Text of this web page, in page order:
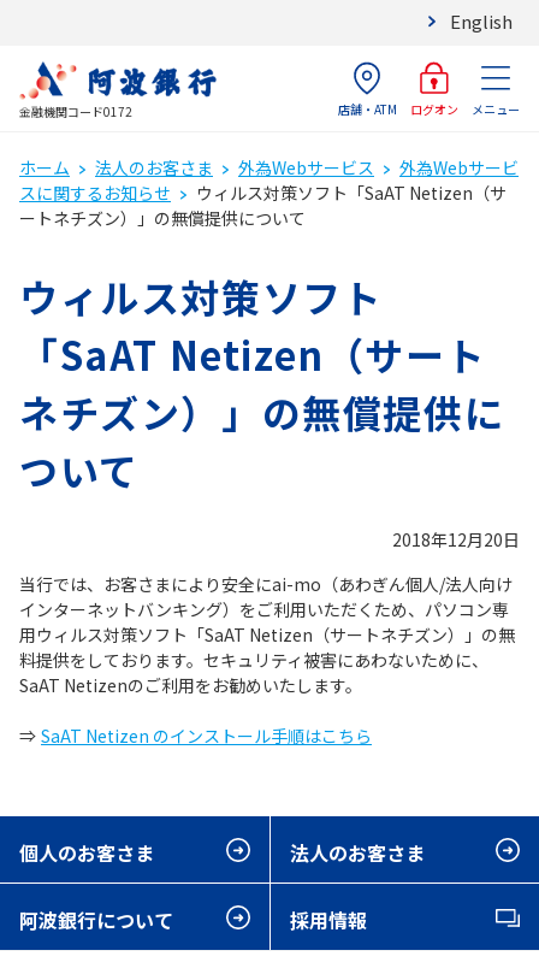
English
金融機関コード0172 店舗・ATM ログオン メニュー
ホーム 法人のお客さま 外為Webサービス
外為Webサービ
スに関するお知らせ
ウィルス対策ソフト「SaAT Netizen（サ
ートネチズン）」の無償提供について
ウィルス対策ソフト
「SaAT Netizen（サート
ネチズン）」の無償提供に
ついて
2018年12月20日
当行では、お客さまにより安全にai-mo（あわぎん個人/法人向け
インターネットバンキング）をご利用いただくため、パソコン専
用ウィルス対策ソフト「SaAT Netizen（サートネチズン）」の無
料提供をしております。セキュリティ被害にあわないために、
SaAT Netizenのご利用をお勧めいたします。
⇒ SaAT Netizen のインストール手順はこちら
個人のお客さま 法人のお客さま
阿波銀行について 採用情報